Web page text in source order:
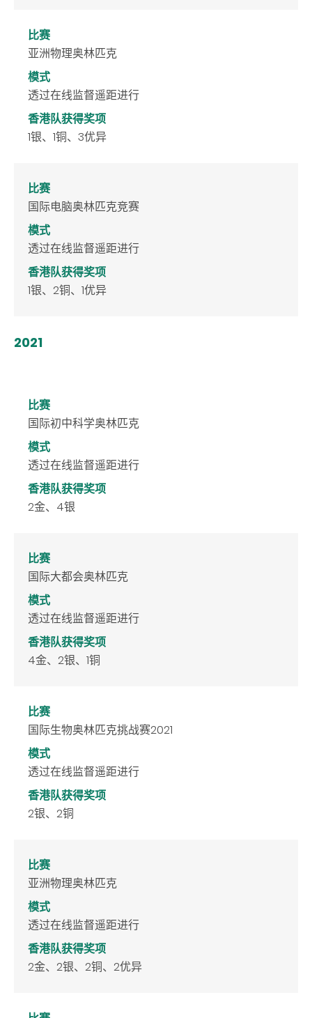
比赛
亚洲物理奥林匹克
模式
透过在线监督遥距进行
香港队获得奖项
1银、1铜、3优异
比赛
国际电脑奥林匹克竞赛
模式
透过在线监督遥距进行
香港队获得奖项
1银、2铜、1优异
2021
比赛
国际初中科学奥林匹克
模式
透过在线监督遥距进行
香港队获得奖项
2金、4银
比赛
国际大都会奥林匹克
模式
透过在线监督遥距进行
香港队获得奖项
4金、2银、1铜
比赛
国际生物奥林匹克挑战赛2021
模式
透过在线监督遥距进行
香港队获得奖项
2银、2铜
比赛
亚洲物理奥林匹克
模式
透过在线监督遥距进行
香港队获得奖项
2金、2银、2铜、2优异